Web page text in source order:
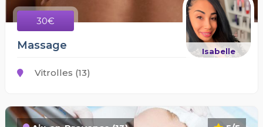
30€
Isabelle
Massage
Vitrolles (13)